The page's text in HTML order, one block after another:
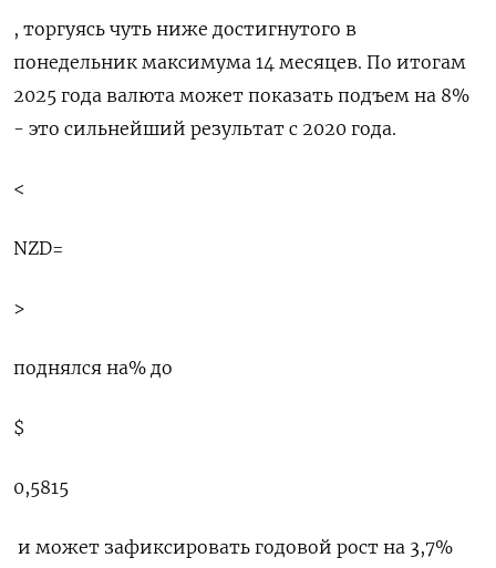
​, торгуясь чуть ‍ниже достигнутого в
понедельник максимума 14 месяцев. По итогам
2025 года валюта может показать подъем на 8%
- это сильнейший ‍результат с 2020 года.
<
NZD=
>
поднялся на% до
$
0,5815
​ и может зафиксировать годовой рост на 3,7%